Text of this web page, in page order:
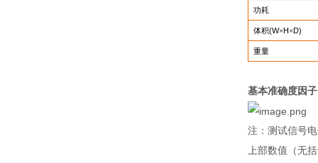
功耗
体积(W×H×D)
重量
基本准确度因
注：测试信号
上部数值（无